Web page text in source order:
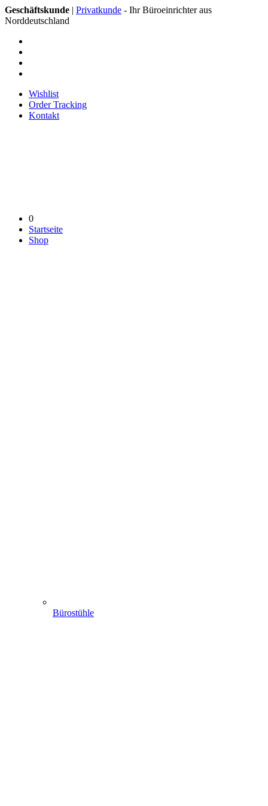
Geschäftskunde | Privatkunde - Ihr Büroeinrichter aus
Norddeutschland
Wishlist
Order Tracking
Kontakt
0
Startseite
Shop
Bürostühle